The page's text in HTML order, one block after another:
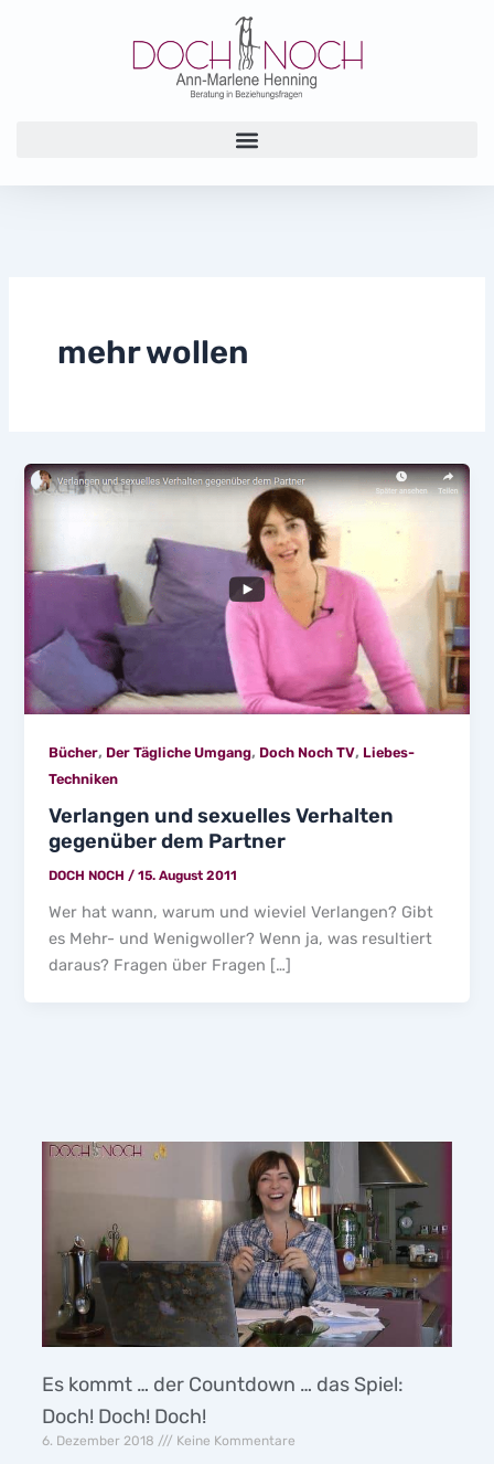
mehr wollen
Bücher, Der Tägliche Umgang, Doch Noch TV, Liebes-
Techniken
Verlangen und sexuelles Verhalten
gegenüber dem Partner
DOCH NOCH/15. August 2011
Wer hat wann, warum und wieviel Verlangen? Gibt
es Mehr- und Wenigwoller? Wenn ja, was resultiert
daraus? Fragen über Fragen […]
Es kommt … der Countdown … das Spiel:
Doch! Doch! Doch!
6. Dezember 2018 Keine Kommentare